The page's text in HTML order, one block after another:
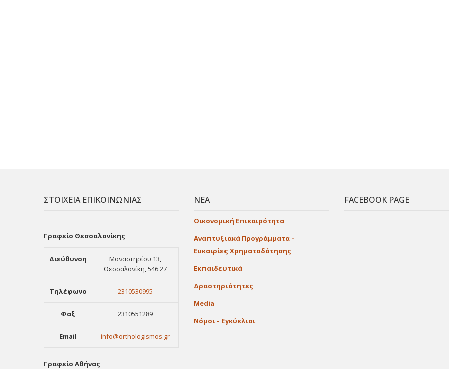
ΣΤΟΙΧΕΙΑ ΕΠΙΚΟΙΝΩΝΙΑΣ
Γραφείο Θεσσαλονίκης
Διεύθυνση
Μοναστηρίου 13,
Θεσσαλονίκη, 546 27
Τηλέφωνο 2310530995
Φαξ 2310551289
Email info@orthologismos.gr
Γραφείο Αθήνας
ΝΕΑ
Οικονομική Επικαιρότητα
Αναπτυξιακά Προγράμματα –
Ευκαιρίες Χρηματοδότησης
Εκπαιδευτικά
Δραστηριότητες
Media
Νόμοι – Εγκύκλιοι
FACEBOOK PAGE